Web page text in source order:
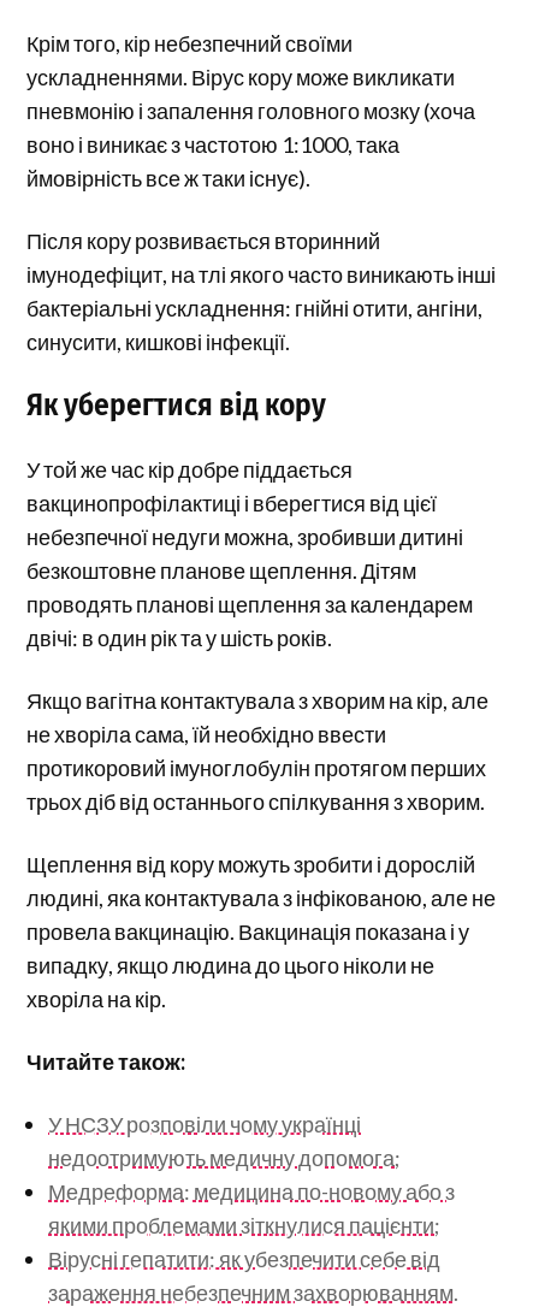
Крім того, кір небезпечний своїми
ускладненнями. Вірус кору може викликати
пневмонію і запалення головного мозку (хоча
воно і виникає з частотою 1:1000, така
ймовірність все ж таки існує).
Після кору розвивається вторинний
імунодефіцит, на тлі якого часто виникають інші
бактеріальні ускладнення: гнійні отити, ангіни,
синусити, кишкові інфекції.
Як уберегтися від кору
У той же час кір добре піддається
вакцинопрофілактиці і вберегтися від цієї
небезпечної недуги можна, зробивши дитині
безкоштовне планове щеплення. Дітям
проводять планові щеплення за календарем
двічі: в один рік та у шість років.
Якщо вагітна контактувала з хворим на кір, але
не хворіла сама, їй необхідно ввести
протикоровий імуноглобулін протягом перших
трьох діб від останнього спілкування з хворим.
Щеплення від кору можуть зробити і дорослій
людині, яка контактувала з інфікованою, але не
провела вакцинацію. Вакцинація показана і у
випадку, якщо людина до цього ніколи не
хворіла на кір.
Читайте також:
У НСЗУ розповіли чому українці
недоотримують медичну допомога;
Медреформа: медицина по-новому або з
якими проблемами зіткнулися пацієнти;
Вірусні гепатити: як убезпечити себе від
зараження небезпечним захворюванням.